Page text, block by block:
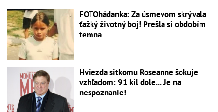
FOTOhádanka: Za úsmevom skrývala
ťažký životný boj! Prešla si obdobím
temna...
Hviezda sitkomu Roseanne šokuje
vzhľadom: 91 kíl dole... Je na
nespoznanie!